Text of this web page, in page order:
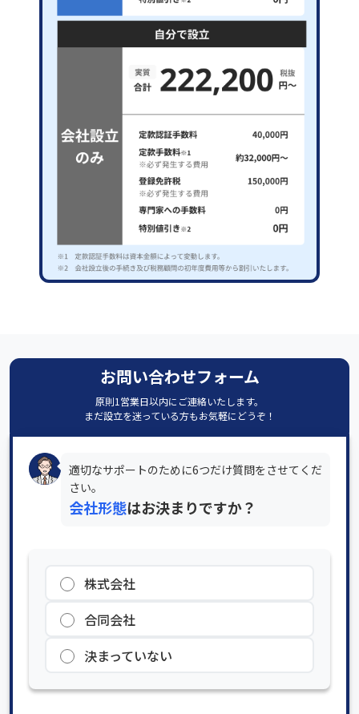
お問い合わせフォーム
原則1営業日以内にご連絡いたします。
まだ設立を迷っている方もお気軽にどうぞ！
適切なサポートのために6つだけ質問をさせてくだ
さい。
会社形態はお決まりですか？
株式会社
合同会社
決まっていない